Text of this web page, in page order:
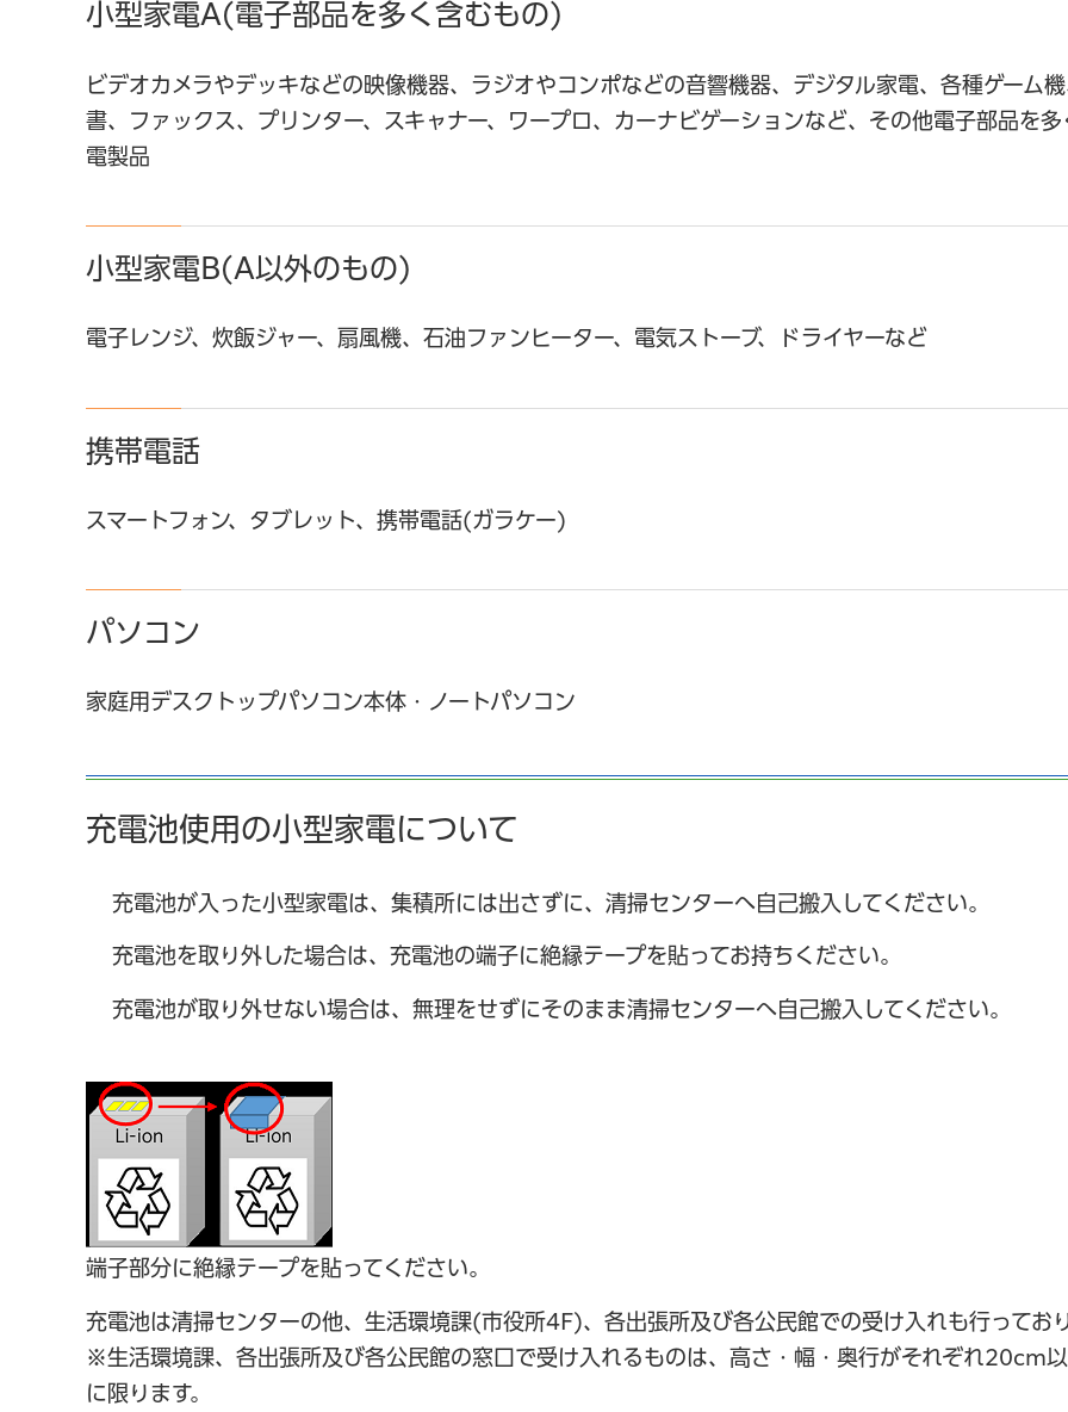
小型家電A(電子部品を多く含むもの)
ビデオカメラやデッキなどの映像機器、ラジオやコンポなどの音響機器、デジタル家電、各種ゲーム
書、ファックス、プリンター、スキャナー、ワープロ、カーナビゲーションなど、その他電子部品を多
電製品
小型家電B(A以外のもの)
電子レンジ、炊飯ジャー、扇風機、石油ファンヒーター、電気ストーブ、ドライヤーなど
携帯電話
スマートフォン、タブレット、携帯電話(ガラケー)
パソコン
家庭用デスクトップパソコン本体・ノートパソコン
充電池使用の小型家電について
充電池が入った小型家電は、集積所には出さずに、清掃センターへ自己搬入してください。
充電池を取り外した場合は、充電池の端子に絶縁テープを貼ってお持ちください。
充電池が取り外せない場合は、無理をせずにそのまま清掃センターへ自己搬入してください。
端子部分に絶縁テープを貼ってください。
充電池は清掃センターの他、生活環境課(市役所4F)、各出張所及び各公民館での受け入れも行っており
※生活環境課、各出張所及び各公民館の窓口で受け入れるものは、高さ・幅・奥行がそれぞれ20cm
に限ります。